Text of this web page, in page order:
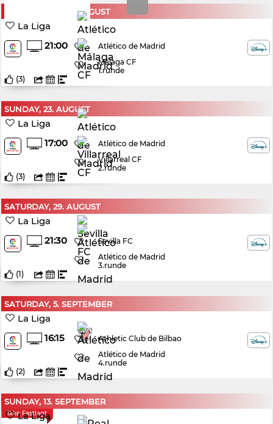
WEDNESDAY, 19. AUGUST
La Liga
21:00
Atlético de Madrid
Málaga CF
1.runde
(3)
SUNDAY, 23. AUGUST
La Liga
17:00
Atlético de Madrid
Villarreal CF
2.runde
(3)
SATURDAY, 29. AUGUST
La Liga
21:30
Sevilla FC
Atlético de Madrid
3.runde
(1)
SATURDAY, 5. SEPTEMBER
La Liga
16:15
Athletic Club de Bilbao
Atlético de Madrid
4.runde
(2)
SUNDAY, 13. SEPTEMBER
Ikke Fastlagt
La Liga